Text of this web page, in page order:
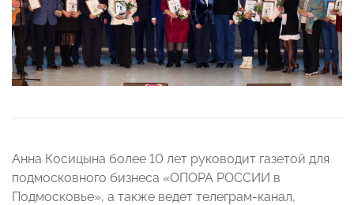
Анна Косицына более 10 лет руководит газетой для
подмосковного бизнеса «ОПОРА РОССИИ в
Подмосковье», а также ведет телеграм-канал,